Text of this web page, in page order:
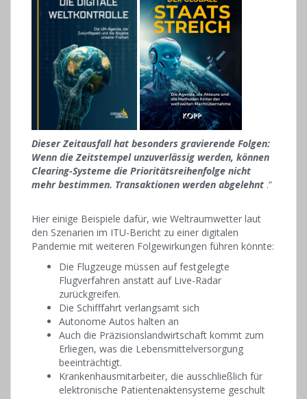
Dieser Zeitausfall hat besonders gravierende Folgen:
Wenn die Zeitstempel unzuverlässig werden, können
Clearing-Systeme die Prioritätsreihenfolge nicht
mehr bestimmen. Transaktionen werden abgelehnt .“
Hier einige Beispiele dafür, wie Weltraumwetter laut
den Szenarien im ITU-Bericht zu einer digitalen
Pandemie mit weiteren Folgewirkungen führen könnte:
Die Flugzeuge müssen auf festgelegte
Flugverfahren anstatt auf Live-Radar
zurückgreifen.
Die Schifffahrt verlangsamt sich
Autonome Autos halten an
Auch die Präzisionslandwirtschaft kommt zum
Erliegen, was die Lebensmittelversorgung
beeinträchtigt.
Krankenhausmitarbeiter, die ausschließlich für
elektronische Patientenaktensysteme geschult